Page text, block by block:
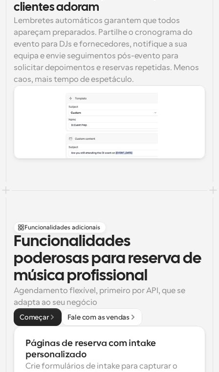
clientes adoram
Lembretes automáticos garantem que todos
apareçam preparados. Partilhe o cronograma do
evento para DJs e fornecedores, notifique a sua
equipa e envie seguimentos pós-evento para
solicitar depoimentos e reservas repetidas. Menos
caos, mais tempo de espetáculo.
Funcionalidades adicionais
Funcionalidades
poderosas para reserva de
música profissional
Agendamento flexível, primeiro por API, que se
adapta ao seu negócio
Começar Fale com as vendas
Páginas de reserva com intake
personalizado
Crie formulários de intake para capturar o